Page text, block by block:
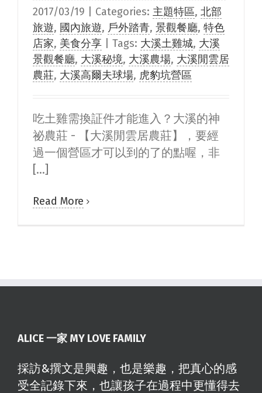
2017/03/19 Categories: 主題特區, 北部
旅遊, 國內旅遊, 戶外踏青, 景觀餐廳, 特色
店家, 美食分享 Tags: 大溪土雞城, 大溪
景觀餐廳, 大溪秘境, 大溪農場, 大溪閒雲居
農莊, 大溪高爾夫球場, 虎豹坑營區
吃土雞需換証件才能進入？大溪的神
祕農莊 - 【大溪閒雲居農莊】，要經
過一個營區才可以到的了的點喔，非
[...]
Read More
ALICE 一家 MY LOVE FAMILY
採訪&撰文是興趣，也是樂趣，把真心的感
受全記錄下來，也讓孩子在過程中更懂得去